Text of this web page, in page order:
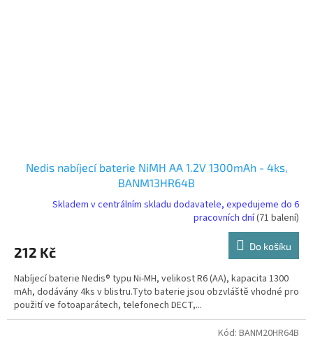
Nedis nabíjecí baterie NiMH AA 1.2V 1300mAh - 4ks,
BANM13HR64B
Skladem v centrálním skladu dodavatele, expedujeme do 6
pracovních dní(71 balení)
212 Kč Do košíku
Nabíjecí baterie Nedis® typu Ni-MH, velikost R6 (AA), kapacita 1300
mAh, dodávány 4ks v blistru.Tyto baterie jsou obzvláště vhodné pro
použití ve fotoaparátech, telefonech DECT,...
Kód: BANM20HR64B